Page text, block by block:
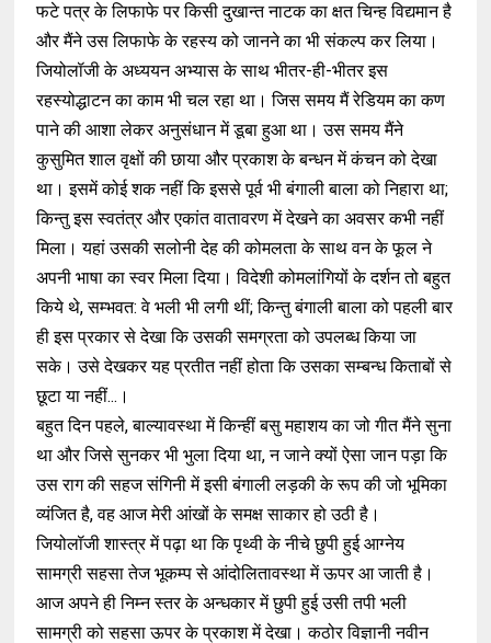
फटे पत्र के लिफाफे पर किसी दुखान्त नाटक का क्षत चिन्ह विद्यमान है
और मैंने उस लिफाफे के रहस्य को जानने का भी संकल्प कर लिया।
जियोलॉजी के अध्ययन अभ्यास के साथ भीतर-ही-भीतर इस
रहस्योद्धाटन का काम भी चल रहा था। जिस समय मैं रेडियम का कण
पाने की आशा लेकर अनुसंधान में डूबा हुआ था। उस समय मैंने
कुसुमित शाल वृक्षों की छाया और प्रकाश के बन्धन में कंचन को देखा
था। इसमें कोई शक नहीं कि इससे पूर्व भी बंगाली बाला को निहारा था;
किन्तु इस स्वतंत्र और एकांत वातावरण में देखने का अवसर कभी नहीं
मिला। यहां उसकी सलोनी देह की कोमलता के साथ वन के फूल ने
अपनी भाषा का स्वर मिला दिया। विदेशी कोमलांगियों के दर्शन तो बहुत
किये थे, सम्भवत: वे भली भी लगी थीं; किन्तु बंगाली बाला को पहली बार
ही इस प्रकार से देखा कि उसकी समग्रता को उपलब्ध किया जा
सके। उसे देखकर यह प्रतीत नहीं होता कि उसका सम्बन्ध किताबों से
छूटा या नहीं...।
बहुत दिन पहले, बाल्यावस्था में किन्हीं बसु महाशय का जो गीत मैंने सुना
था और जिसे सुनकर भी भुला दिया था, न जाने क्यों ऐसा जान पड़ा कि
उस राग की सहज संगिनी में इसी बंगाली लड़की के रूप की जो भूमिका
व्यंजित है, वह आज मेरी आंखों के समक्ष साकार हो उठी है।
जियोलॉजी शास्त्र में पढ़ा था कि पृथ्वी के नीचे छुपी हुई आग्नेय
सामग्री सहसा तेज भूकम्प से आंदोलितावस्था में ऊपर आ जाती है।
आज अपने ही निम्न स्तर के अन्धकार में छुपी हुई उसी तपी भली
सामग्री को सहसा ऊपर के प्रकाश में देखा। कठोर विज्ञानी नवीन